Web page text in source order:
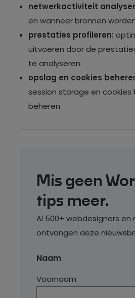
netwerkactiviteit
en wanneer bronnen
prestaties profileren:
uitvoeren door de
te analyseren.
opslag en cookies
session storage en cookies
beheren.
Mis geen
tips meer.
Al 500+ webdesigners en
ontvangen deze
Naam
Voornaam